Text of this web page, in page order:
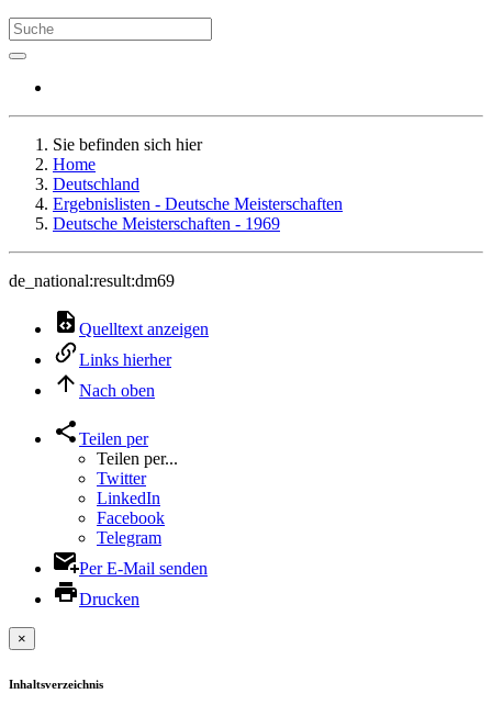
Sie befinden sich hier
Home
Deutschland
Ergebnislisten - Deutsche Meisterschaften
Deutsche Meisterschaften - 1969
de_national:result:dm69
Quelltext anzeigen
Links hierher
Nach oben
Teilen per
Teilen per...
Twitter
LinkedIn
Facebook
Telegram
Per E-Mail senden
Drucken
×
Inhaltsverzeichnis